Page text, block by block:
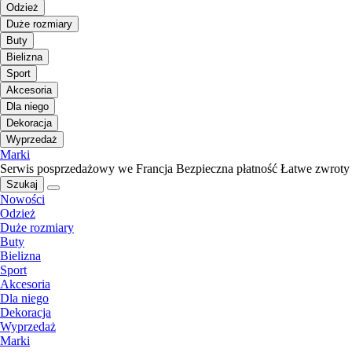
Odzież
Duże rozmiary
Buty
Bielizna
Sport
Akcesoria
Dla niego
Dekoracja
Wyprzedaż
Marki
Serwis posprzedażowy we Francja Bezpieczna płatność Łatwe zwroty
Szukaj
Nowości
Odzież
Duże rozmiary
Buty
Bielizna
Sport
Akcesoria
Dla niego
Dekoracja
Wyprzedaż
Marki